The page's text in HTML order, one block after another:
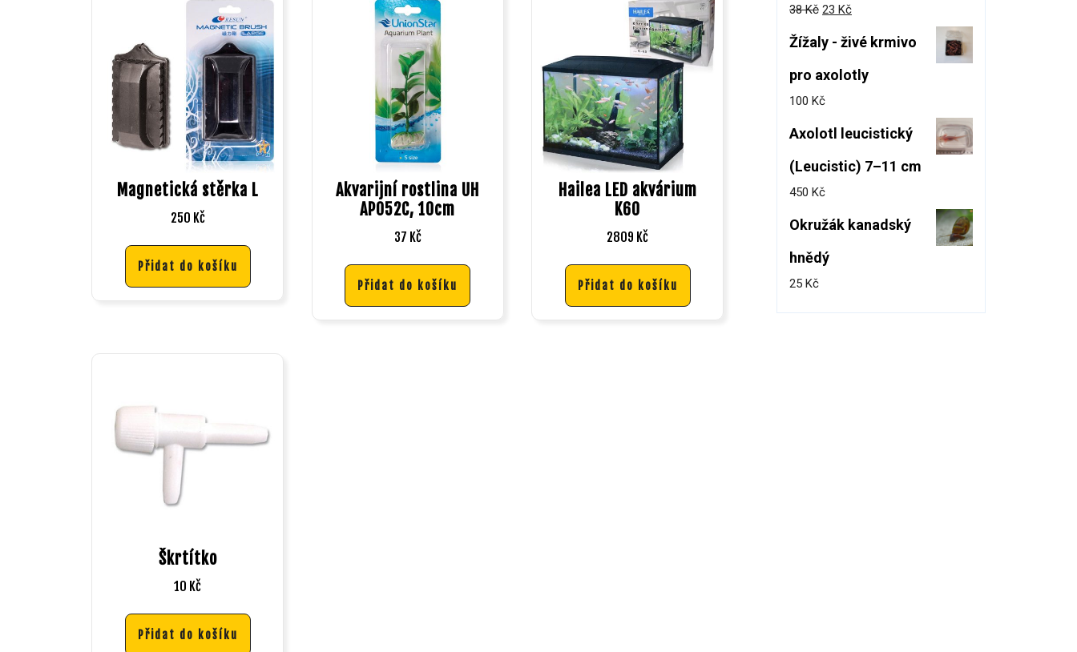
Magnetická stěrka L
250 Kč
Přidat do košíku
Akvarijní rostlina UH
AP052C, 10cm
37 Kč
Přidat do košíku
Hailea LED akvárium
K60
2809 Kč
Přidat do košíku
Škrtítko
10 Kč
Přidat do košíku
38Kč 23 Kč
Žížaly - živé krmivo
pro axolotly
100 Kč
Axolotl leucistický
(Leucistic) 7–11 cm
450 Kč
Okružák kanadský
hnědý
25 Kč